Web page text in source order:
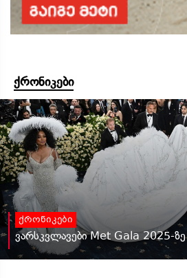
ქრონიკები
ქრონიკები
ვარსკვლავები Met Gala 2025-